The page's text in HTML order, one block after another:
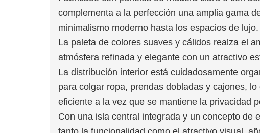
complementa a la perfección una amplia gama
minimalismo moderno hasta los espacios de lujo.
La paleta de colores suaves y cálidos realza el
atmósfera refinada y elegante con un atractivo
La distribución interior está cuidadosamente
para colgar ropa, prendas dobladas y cajones,
eficiente a la vez que se mantiene la privacidad
Con una isla central integrada y un concepto de
tanto la funcionalidad como el atractivo visual,